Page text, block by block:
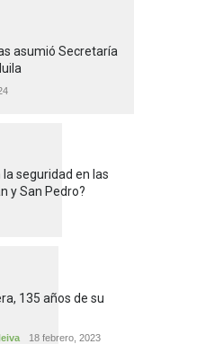
asumió Secretaría
la seguridad en las
y San Pedro?
135 años de su
18 febrero, 2023